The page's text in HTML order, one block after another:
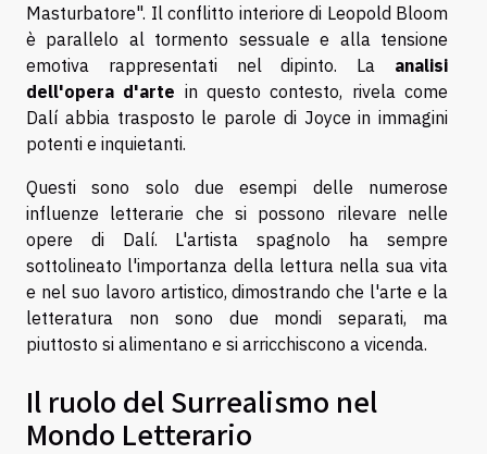
Masturbatore". Il conflitto interiore di Leopold Bloom
è parallelo al tormento sessuale e alla tensione
emotiva rappresentati nel dipinto. La analisi
dell'opera d'arte in questo contesto, rivela come
Dalí abbia trasposto le parole di Joyce in immagini
potenti e inquietanti.
Questi sono solo due esempi delle numerose
influenze letterarie che si possono rilevare nelle
opere di Dalí. L'artista spagnolo ha sempre
sottolineato l'importanza della lettura nella sua vita
e nel suo lavoro artistico, dimostrando che l'arte e la
letteratura non sono due mondi separati, ma
piuttosto si alimentano e si arricchiscono a vicenda.
Il ruolo del Surrealismo nel
Mondo Letterario